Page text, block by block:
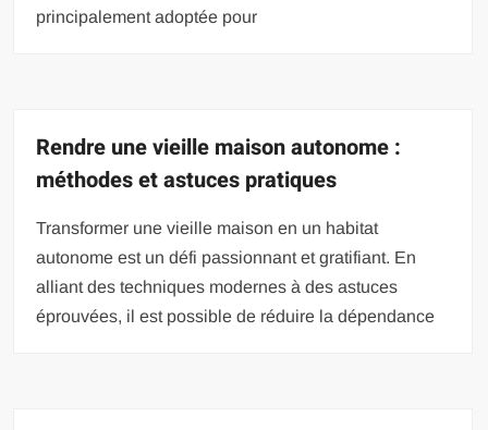
principalement adoptée pour
Rendre une vieille maison autonome :
méthodes et astuces pratiques
Transformer une vieille maison en un habitat
autonome est un défi passionnant et gratifiant. En
alliant des techniques modernes à des astuces
éprouvées, il est possible de réduire la dépendance